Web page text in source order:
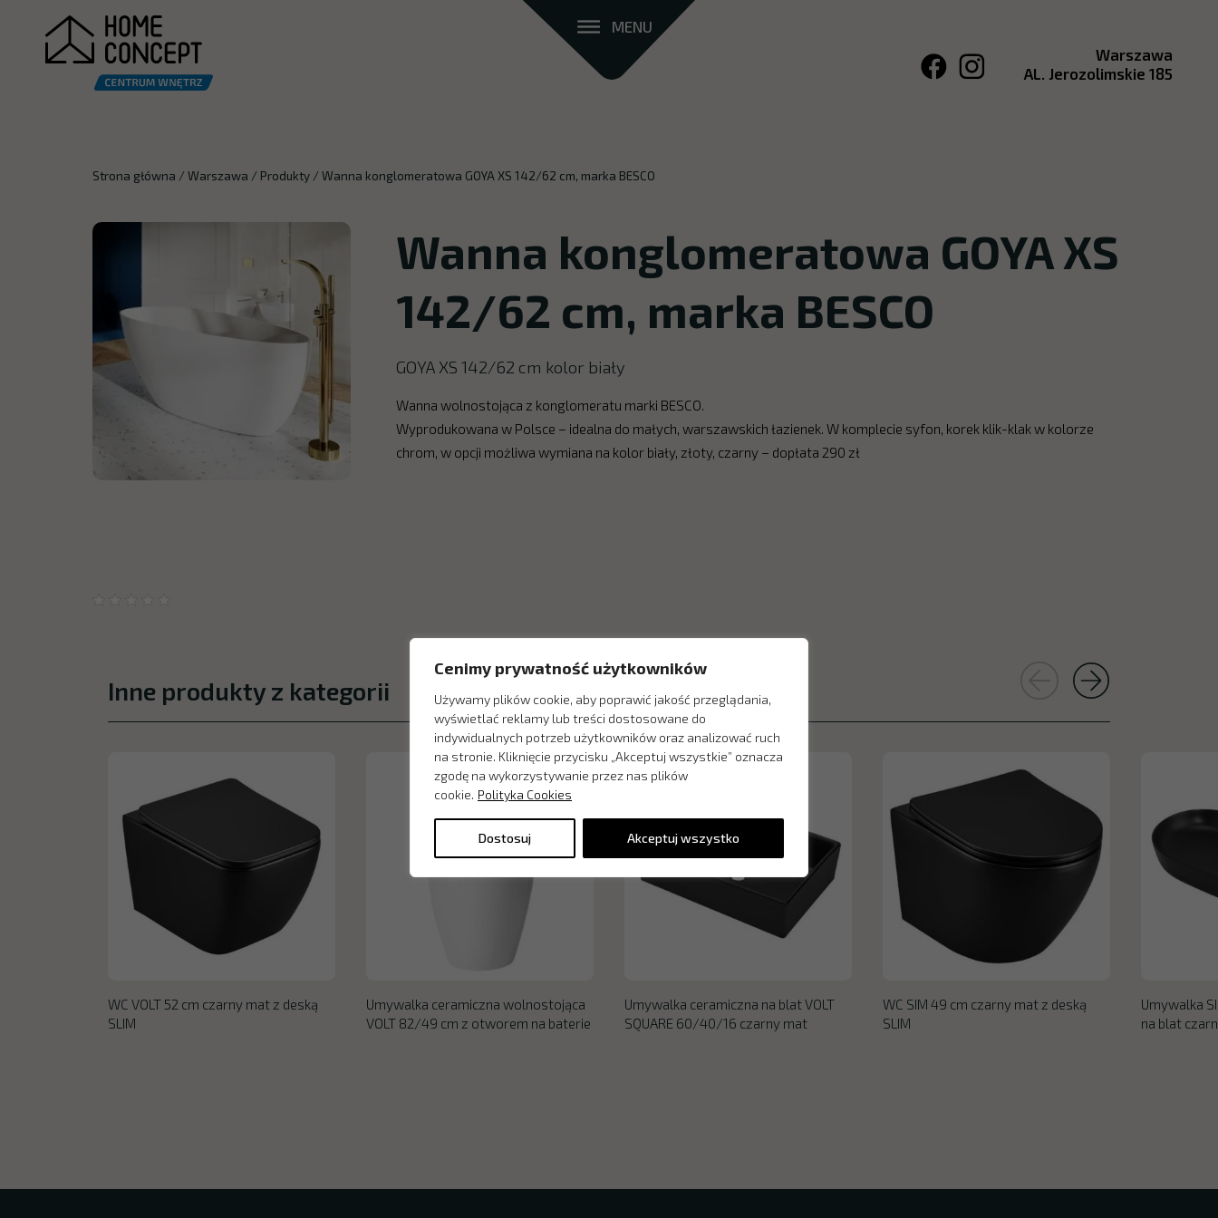
Cenimy prywatność użytkowników
Używamy plików cookie, aby poprawić jakość przeglądania,
wyświetlać reklamy lub treści dostosowane do
indywidualnych potrzeb użytkowników oraz analizować ruch
na stronie. Kliknięcie przycisku „Akceptuj wszystkie” oznacza
zgodę na wykorzystywanie przez nas plików
cookie. Polityka Cookies
Dostosuj Akceptuj wszystko
MENU
Warszawa
AL. Jerozolimskie 185
Strona główna /Warszawa /Produkty /Wanna konglomeratowa GOYA XS 142/62 cm, marka BESCO
Wanna konglomeratowa GOYA XS
142/62 cm, marka BESCO
GOYA XS 142/62 cm kolor biały
Wanna wolnostojąca z konglomeratu marki BESCO.
Wyprodukowana w Polsce – idealna do małych, warszawskich łazienek. W komplecie syfon, korek klik-klak w kolorze
chrom, w opcji możliwa wymiana na kolor biały, złoty, czarny – dopłata 290 zł
Inne produkty z kategorii
WC VOLT 52 cm czarny mat z deską
SLIM
Umywalka ceramiczna wolnostojąca
VOLT 82/49 cm z otworem na baterie
Umywalka ceramiczna na blat VOLT
SQUARE 60/40/16 czarny mat
WC SIM 49 cm czarny mat z deską
SLIM
Umywalka
na blat